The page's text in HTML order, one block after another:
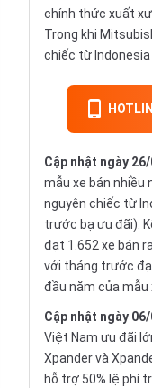
chính thức xuất
Trong khi
chiếc từ Indonesia
Cập nhật ngày
mẫu xe bán nhiều
nguyên chiếc từ
trước bạ ưu đãi).
đạt 1.652 xe bán
với tháng trước
đầu năm của mẫu
Cập nhật ngày
Việt Nam ưu đãi
Xpander và
hỗ trợ 50% lệ phí